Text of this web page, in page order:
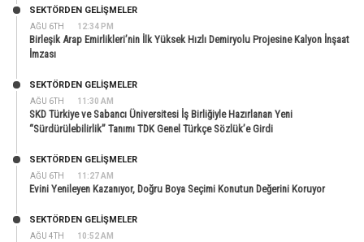
AĞU 6TH 12:34 PM
SEKTÖRDEN GELIŞMELER
Birleşik Arap Emirlikleri’nin İlk Yüksek Hızlı Demiryolu Projesine Kalyon İnşaat
İmzası
AĞU 6TH 11:30 AM
SEKTÖRDEN GELIŞMELER
SKD Türkiye ve Sabancı Üniversitesi İş Birliğiyle Hazırlanan Yeni
“Sürdürülebilirlik” Tanımı TDK Genel Türkçe Sözlük’e Girdi
AĞU 6TH 11:27 AM
SEKTÖRDEN GELIŞMELER
Evini Yenileyen Kazanıyor, Doğru Boya Seçimi Konutun Değerini Koruyor
AĞU 4TH 10:52 AM
SEKTÖRDEN GELIŞMELER